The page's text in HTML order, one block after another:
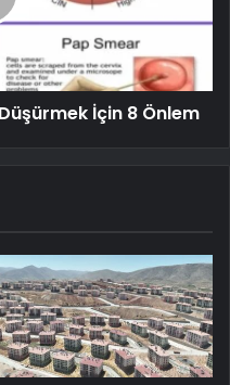
İçin 8 Önlem